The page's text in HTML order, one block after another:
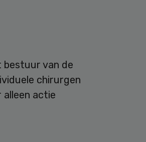
bestuur van de
chirurgen
alleen actie